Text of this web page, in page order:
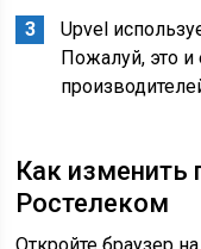
Upvel
Пожалуй, это и
Как изменить
Ростелеком